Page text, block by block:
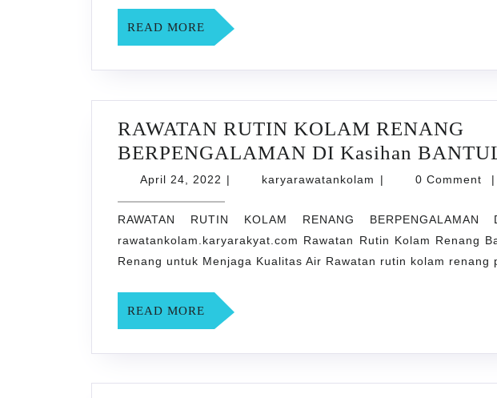
Pandeman
0858-
READ MORE READ
MORE
RAWATAN RUTIN KOLAM RENANG
BERPENGALAMAN DI Kasihan
April 24, 2022 April
| karyarawatankolam karyarawatankolam
| 0 Comment |
RAWATAN RUTIN KOLAM RENANG
rawatankolam.karyarakyat.com Rawatan Rutin Kolam Renang
Renang untuk Menjaga Kualitas Air Rawatan rutin kolam renang
READ MORE READ
MORE